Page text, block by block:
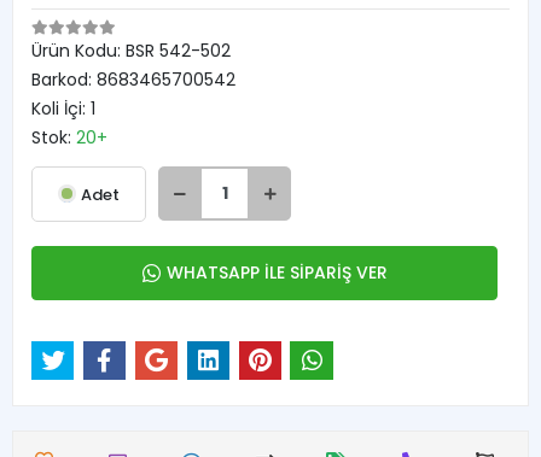
Ürün Kodu: BSR 542-502
Barkod: 8683465700542
Koli İçi: 1
Stok: 20+
Adet
WHATSAPP İLE SİPARİŞ VER